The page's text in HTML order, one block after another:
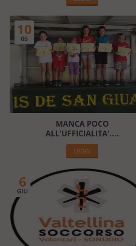
10
06
MANCA POCO
ALL'UFFICIALITA'....
LEGGI
6
GIU